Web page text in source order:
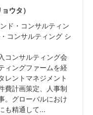
ウタ）
ド・コンサルティン
コンサルティング シ
コンサルティング会
ィングファームを経
レントマネジメント
費計画策定、人事制
。グローバルにおけ
も精通して...